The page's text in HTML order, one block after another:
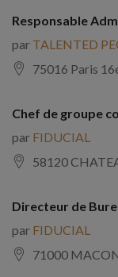
Responsable
par TALENTED
75016 Paris
Chef de groupe
par FIDUCIAL
58120
Directeur de
par FIDUCIAL
71000